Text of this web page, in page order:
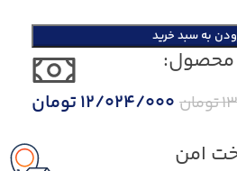
به سبد خرید
تومان 12/024/000تومان
امن